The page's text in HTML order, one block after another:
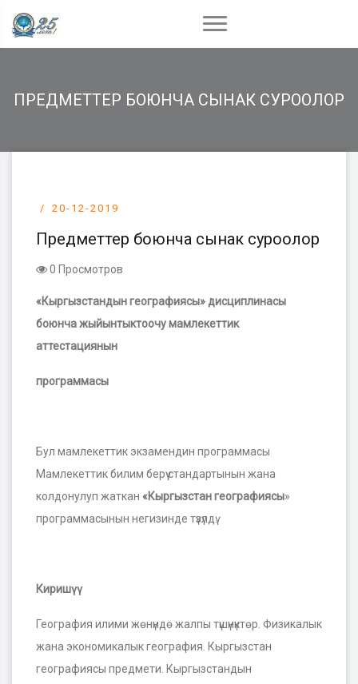
ПРЕДМЕТТЕР БОЮНЧА СЫНАК СУРООЛОР
20-12-2019
Предметтер боюнча сынак суроолор
0 Просмотров
«Кыргызстандын географиясы» дисциплинасы
боюнча жыйынтыктоочу мамлекеттик
аттестациянын
программасы
Бул мамлекеттик экзамендин программасы
Мамлекеттик билим берүү стандартынын жана
колдонулуп жаткан «Кыргызстан географиясы»
программасынын негизинде түзүлдү.
Киришүү
География илими жөнүндө жалпы түшүнүктөр. Физикалык
жана экономикалык география. Кыргызстан
географиясы предмети. Кыргызстандын